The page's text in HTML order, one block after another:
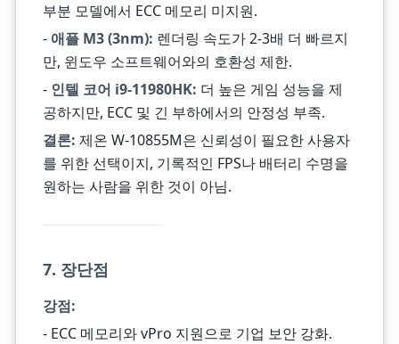
부분 모델에서 ECC 메모리 미지원.
- 애플 M3 (3nm): 렌더링 속도가 2-3배 더 빠르지
만, 윈도우 소프트웨어와의 호환성 제한.
- 인텔 코어 i9-11980HK: 더 높은 게임 성능을 제
공하지만, ECC 및 긴 부하에서의 안정성 부족.
결론: 제온 W-10855M은 신뢰성이 필요한 사용자
를 위한 선택이지, 기록적인 FPS나 배터리 수명을
원하는 사람을 위한 것이 아님.
7. 장단점
강점:
- ECC 메모리와 vPro 지원으로 기업 보안 강화.